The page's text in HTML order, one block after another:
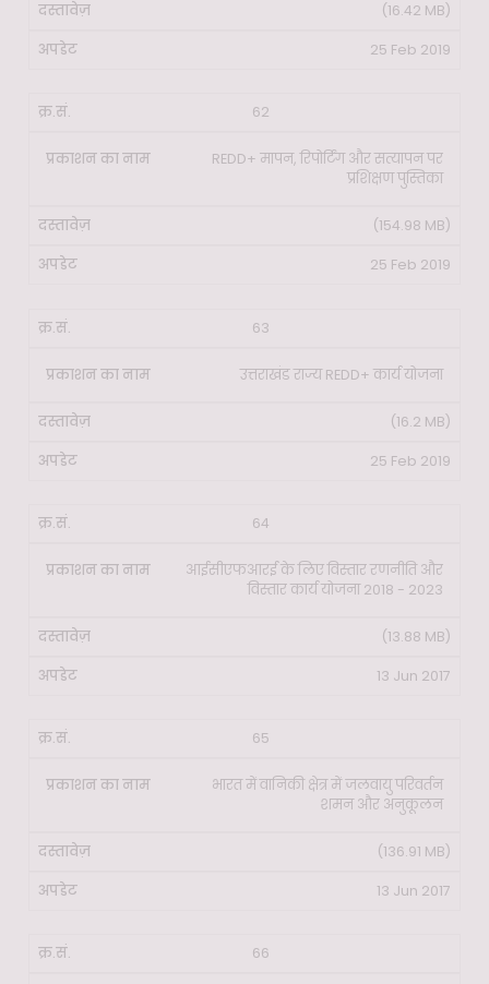
(16.42 MB)
25 Feb 2019
62
REDD+ मापन, रिपोर्टिंग और सत्यापन पर
प्रशिक्षण पुस्तिका
(154.98 MB)
25 Feb 2019
63
उत्तराखंड राज्य REDD+ कार्य योजना
(16.2 MB)
25 Feb 2019
64
आईसीएफआरई के लिए विस्तार रणनीति और
विस्तार कार्य योजना 2018 - 2023
(13.88 MB)
13 Jun 2017
65
भारत में वानिकी क्षेत्र में जलवायु परिवर्तन
शमन और अनुकूलन
(136.91 MB)
13 Jun 2017
66